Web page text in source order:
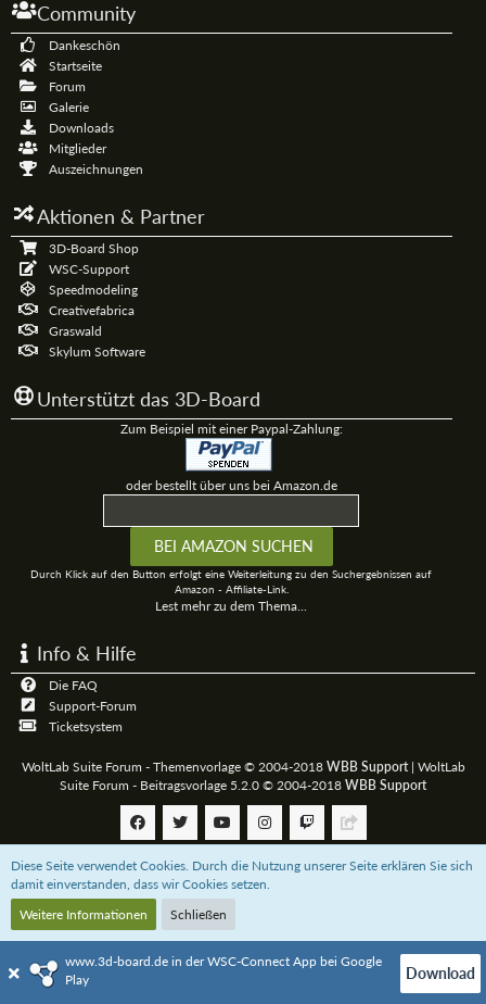
Community
Dankeschön
Startseite
Forum
Galerie
Downloads
Mitglieder
Auszeichnungen
Aktionen & Partner
3D-Board Shop
WSC-Support
Speedmodeling
Creativefabrica
Graswald
Skylum Software
Unterstützt das 3D-Board
Zum Beispiel mit einer Paypal-Zahlung:
oder bestellt über uns bei Amazon.de
Durch Klick auf den Button erfolgt eine Weiterleitung zu den Suchergebnissen auf
Amazon - Affiliate-Link.
Lest mehr zu dem Thema...
Info & Hilfe
Die FAQ
Support-Forum
Ticketsystem
WoltLab Suite Forum - Themenvorlage © 2004-2018 WBB Support| WoltLab
Suite Forum - Beitragsvorlage 5.2.0 © 2004-2018 WBB Support
Community-Software:WoltLab Suite™
Unterstützt das 3D-Board mit einerPaypal-Zahlung oder bestellt über uns bei
Amazon.dewww.3d-board.de in der WSC-Connect App bei Google
Play
Download
Diese Seite verwendet Cookies. Durch die Nutzung unserer Seite erklären Sie sich
damit einverstanden, dass wir Cookies setzen.
Weitere Informationen
Schließen